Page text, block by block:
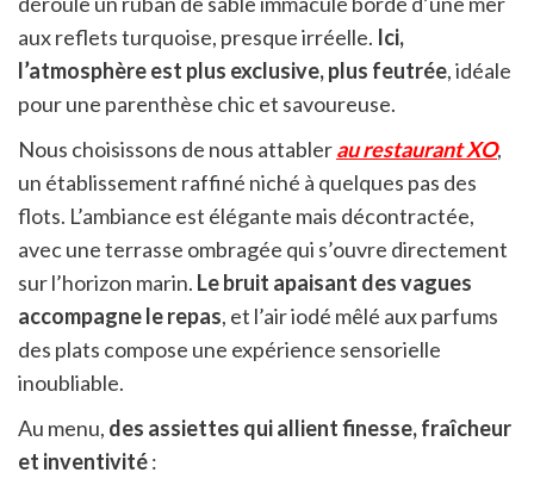
aux reflets turquoise, presque irréelle. Ici,
l’atmosphère est plus exclusive, plus feutrée, idéale
pour une parenthèse chic et savoureuse.
Nous choisissons de nous attablerau restaurant XO,
un établissement raffiné niché à quelques pas des
flots. L’ambiance est élégante mais décontractée,
avec une terrasse ombragée qui s’ouvre directement
sur l’horizon marin. Le bruit apaisant des vagues
accompagne le repas, et l’air iodé mêlé aux parfums
des plats compose une expérience sensorielle
inoubliable.
Au menu, des assiettes qui allient finesse, fraîcheur
et inventivité: